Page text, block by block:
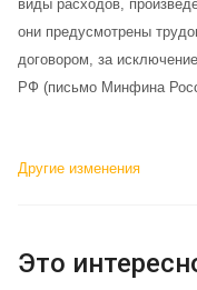
виды расходов,
они предусмотрены
договором, за
РФ (письмо Минфина
Другие изменения
Это